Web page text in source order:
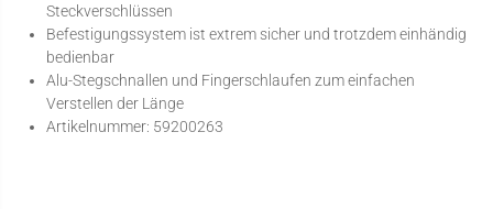
Steckverschlüssen
Befestigungssystem ist extrem sicher und trotzdem einhändig
bedienbar
Alu-Stegschnallen und Fingerschlaufen zum einfachen
Verstellen der Länge
Artikelnummer: 59200263